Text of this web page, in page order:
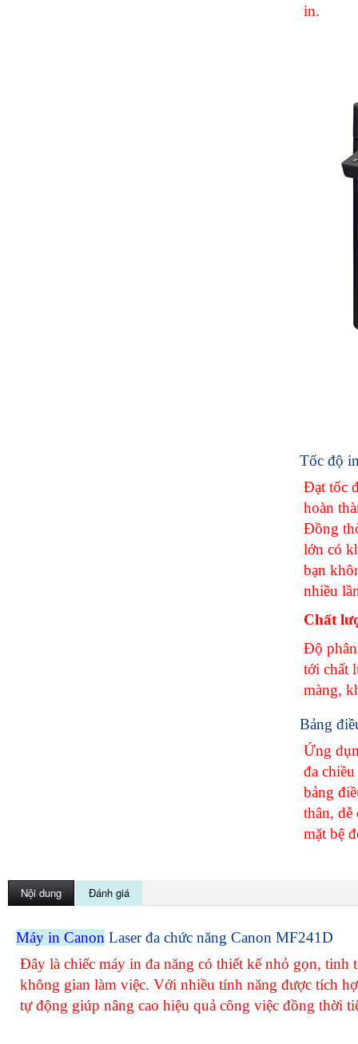
in.
Tốc độ
Đạt tốc
hoàn
Đồng
lớn có
bạn
nhiều
Chất
Độ
tới chất
màng,
Bảng
Ứng
đa
bảng
thân, dễ
mặt bệ
Nội dung Đánh giá
Máy in Canon Laser đa chức năng Canon MF241D
Đây là chiếc máy in đa năng có thiết kế nhỏ gọn, tinh
không gian làm việc. Với nhiều tính năng được tích
tự động giúp nâng cao hiệu quả công việc đồng thời